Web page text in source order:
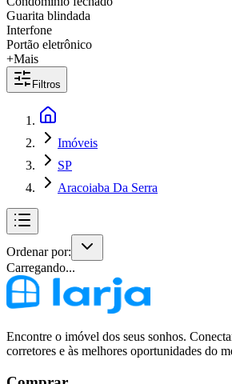
Guarita blindada
Interfone
Portão eletrônico
+Mais
Filtros
Imóveis
SP
Aracoiaba Da Serra
Ordenar por:
Carregando...
Encontre o imóvel dos seus sonhos.
corretores e às melhores oportunidades do